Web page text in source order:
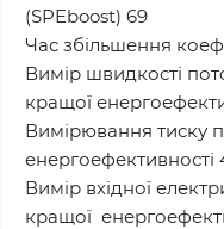
(SPEboost) 69
Час збільшення
Вимір швидкості
кращої
Вимірювання тиску
енергоефективності
Вимір вхідної
кращої